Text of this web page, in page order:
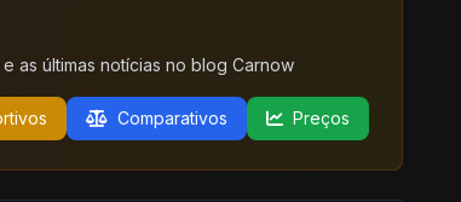
as últimas notícias no blog Carnow
Comparativos Preços